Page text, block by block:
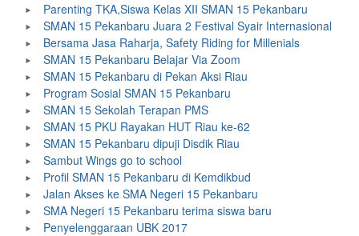
Parenting TKA,Siswa Kelas XII SMAN 15 Pekanbaru
SMAN 15 Pekanbaru Juara 2 Festival Syair Internasional
Bersama Jasa Raharja, Safety Riding for Millenials
SMAN 15 Pekanbaru Belajar Via Zoom
SMAN 15 Pekanbaru di Pekan Aksi Riau
Program Sosial SMAN 15 Pekanbaru
SMAN 15 Sekolah Terapan PMS
SMAN 15 PKU Rayakan HUT Riau ke-62
SMAN 15 Pekanbaru dipuji Disdik Riau
Sambut Wings go to school
Profil SMAN 15 Pekanbaru di Kemdikbud
Jalan Akses ke SMA Negeri 15 Pekanbaru
SMA Negeri 15 Pekanbaru terima siswa baru
Penyelenggaraan UBK 2017